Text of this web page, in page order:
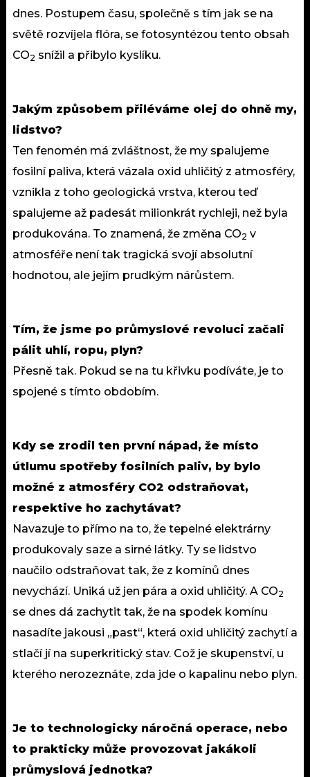
dnes. Postupem času, společně s tím jak se na
světě rozvíjela flóra, se fotosyntézou tento obsah
CO2 snížil a přibylo kyslíku.
Jakým způsobem přiléváme olej do ohně my,
lidstvo?
Ten fenomén má zvláštnost, že my spalujeme
fosilní paliva, která vázala oxid uhličitý z atmosféry,
vznikla z toho geologická vrstva, kterou teď
spalujeme až padesát milionkrát rychleji, než byla
produkována. To znamená, že změna CO2 v
atmosféře není tak tragická svojí absolutní
hodnotou, ale jejím prudkým nárůstem.
Tím, že jsme po průmyslové revoluci začali
pálit uhlí, ropu, plyn?
Přesně tak. Pokud se na tu křivku podíváte, je to
spojené s tímto obdobím.
Kdy se zrodil ten první nápad, že místo
útlumu spotřeby fosilních paliv, by bylo
možné z atmosféry CO2 odstraňovat,
respektive ho zachytávat?
Navazuje to přímo na to, že tepelné elektrárny
produkovaly saze a sirné látky. Ty se lidstvo
naučilo odstraňovat tak, že z komínů dnes
nevychází. Uniká už jen pára a oxid uhličitý. A CO2
se dnes dá zachytit tak, že na spodek komínu
nasadíte jakousi „past“, která oxid uhličitý zachytí a
stlačí jí na superkritický stav. Což je skupenství, u
kterého nerozeznáte, zda jde o kapalinu nebo plyn.
Je to technologicky náročná operace, nebo
to prakticky může provozovat jakákoli
průmyslová jednotka?